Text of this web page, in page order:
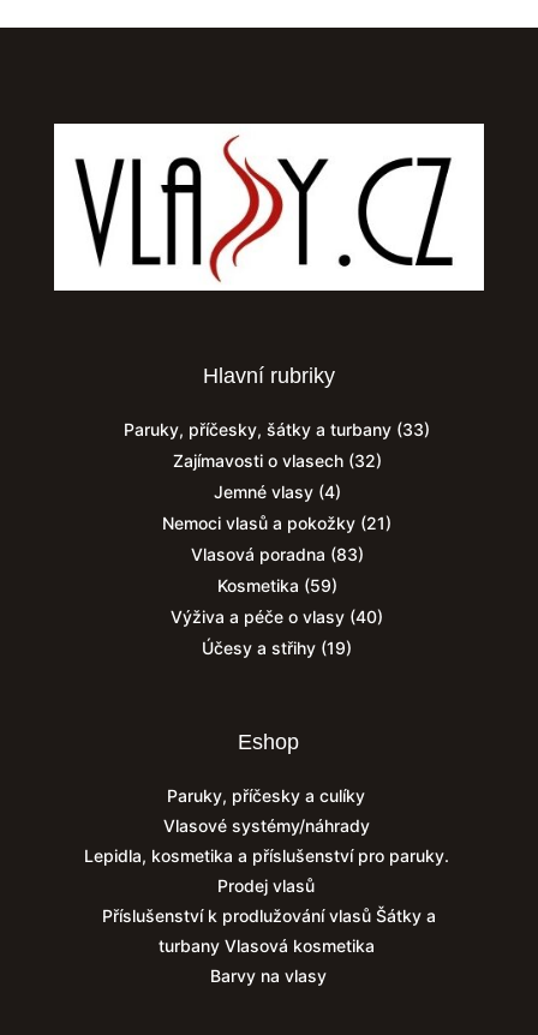
Hlavní rubriky
Paruky, příčesky, šátky a turbany (33)
Zajímavosti o vlasech(32)
Jemné vlasy(4)
Nemoci vlasů a pokožky (21)
Vlasová poradna (83)
Kosmetika (59)
Výživa a péče o vlasy (40)
Účesy a střihy (19)
Eshop
Paruky, příčesky a culíky
Vlasové systémy/náhrady
Lepidla, kosmetika a příslušenství pro paruky.
Prodej vlasů
Příslušenství k prodlužování vlasů Šátky a
turbany Vlasová kosmetika
Barvy na vlasy